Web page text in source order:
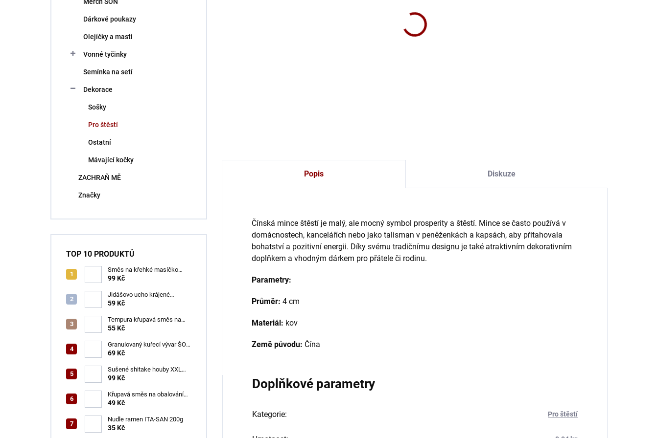
Dárkové poukazy
Olejíčky a masti
Vonné tyčinky
Semínka na setí
Dekorace
Sošky
Pro štěstí
Ostatní
Mávající kočky
ZACHRAŇ MĚ
Značky
TOP 10 PRODUKTŮ
Směs na křehké masíčko
ŠON 125 g
99 Kč
Jidášovo ucho krájené
TOTACO 100 g
59 Kč
Tempura křupavá směs na
obalování GOGI 150 g
55 Kč
Granulovaný kuřecí vývar ŠON
100 g
69 Kč
Sušené shitake houby XXL
ŠON 100 g
99 Kč
Křupavá směs na obalování
VINH THUAN 150 g
49 Kč
Nudle ramen ITA-SAN 200g
35 Kč
Popis Diskuze
Čínská mince štěstí je malý, ale mocný symbol prosperity a štěstí. Mince se často používá v
domácnostech, kancelářích nebo jako talisman v peněženkách a kapsách, aby přitahovala
bohatství a pozitivní energii. Díky svému tradičnímu designu je také atraktivním dekorativním
doplňkem a vhodným dárkem pro přátele či rodinu.
Parametry:
Průměr: 4 cm
Materiál: kov
Země původu: Čína
Doplňkové parametry
Kategorie: Pro štěstí